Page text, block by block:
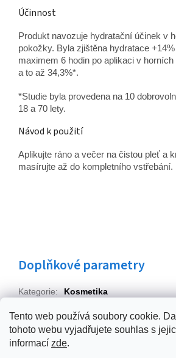
Tento web používá soubory cookie.
tohoto webu vyjadřujete souhlas s
informací zde.
Účinnost
Produkt navozuje hydratační účinek v
pokožky. Byla zjištěna hydratace
maximem 6 hodin po aplikaci v
a to až 34,3%*.
*Studie byla provedena na 10
18 a 70 lety.
Návod k použití
Aplikujte ráno a večer na čistou pleť a
masírujte až do kompletního vstřebání.
Doplňkové parametry
Kategorie:
Kosmetika